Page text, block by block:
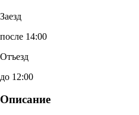
Заезд
после 14:00
Отъезд
до 12:00
Описание